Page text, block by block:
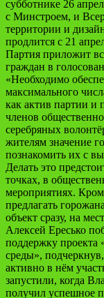
субботнике 26
с Минстроем, и
территории и
продлится с 21
Партия приложит
граждан в
«Необходимо
максимального
как актив партии и
членов
серебряных
жителям значение
познакомить их с
Делать это
точках, в
мероприятиях.
предлагать
объект сразу, на
Алексей Ересько
поддержку проекта
среды»,
активно в нём
запустили, когда
получил успешное